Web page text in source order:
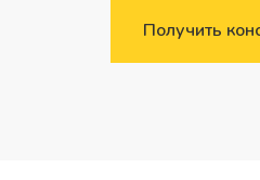
Получить